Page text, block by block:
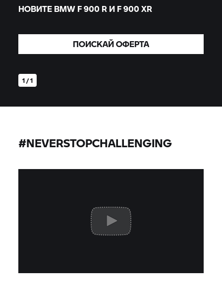
1 / 1
НОВИТЕ BMW F 900 R И F 900 XR
ПОИСКАЙ ОФЕРТА
#NEVERSTOPCHALLENGING